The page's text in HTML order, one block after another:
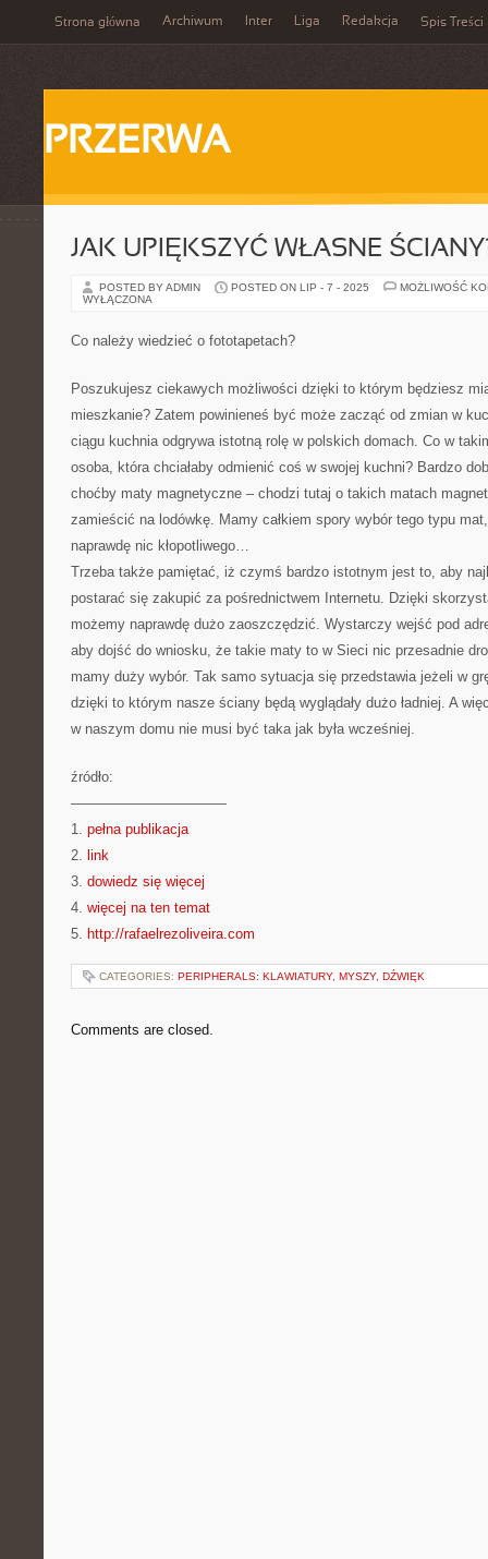
Strona główna Archiwum Inter Liga Redakcja Spis Treści
PRZERWA
JAK UPIĘKSZYĆ WŁASNE
POSTED BY ADMIN POSTED ON LIP - 7 - 2025
MOŻLIWOŚĆ
WYŁĄCZONA
Co należy wiedzieć o fototapetach?
Poszukujesz ciekawych możliwości dzięki to którym będziesz
mieszkanie? Zatem powinieneś być może zacząć od zmian w
ciągu kuchnia odgrywa istotną rolę w polskich domach. Co w
osoba, która chciałaby odmienić coś w swojej kuchni? Bardzo
choćby maty magnetyczne – chodzi tutaj o takich matach
zamieścić na lodówkę. Mamy całkiem spory wybór tego typu
naprawdę nic kłopotliwego…
Trzeba także pamiętać, iż czymś bardzo istotnym jest to, aby
postarać się zakupić za pośrednictwem Internetu. Dzięki
możemy naprawdę dużo zaoszczędzić. Wystarczy wejść pod
aby dojść do wniosku, że takie maty to w Sieci nic przesadnie
mamy duży wybór. Tak samo sytuacja się przedstawia jeżeli w
dzięki to którym nasze ściany będą wyglądały dużo ładniej. A
w naszym domu nie musi być taka jak była wcześniej.
źródło:
———————————
1. pełna publikacja
2. link
3. dowiedz się więcej
4. więcej na ten temat
5. http://rafaelrezoliveira.com
CATEGORIES: PERIPHERALS: KLAWIATURY, MYSZY, DŹWIĘK
Comments are closed.